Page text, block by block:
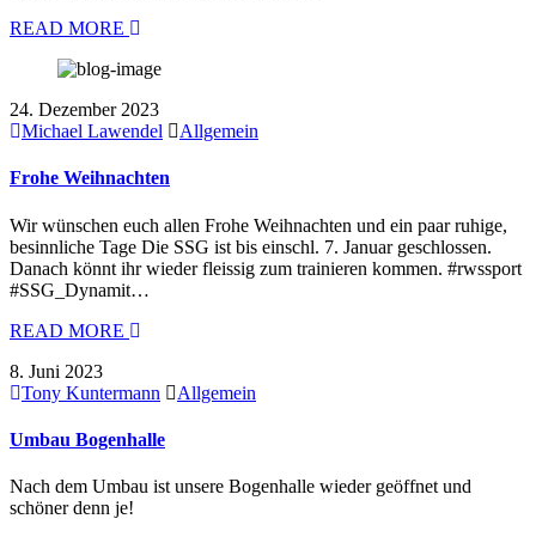
READ MORE
24. Dezember 2023
Michael Lawendel
Allgemein
Frohe Weihnachten
Wir wünschen euch allen Frohe Weihnachten und ein paar ruhige,
besinnliche Tage Die SSG ist bis einschl. 7. Januar geschlossen.
Danach könnt ihr wieder fleissig zum trainieren kommen. #rwssport
#SSG_Dynamit…
READ MORE
8. Juni 2023
Tony Kuntermann
Allgemein
Umbau Bogenhalle
Nach dem Umbau ist unsere Bogenhalle wieder geöffnet und
schöner denn je!